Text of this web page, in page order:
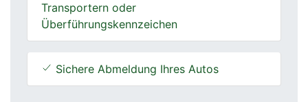
Transportern oder
Überführungskennzeichen
Sichere Abmeldung Ihres Autos